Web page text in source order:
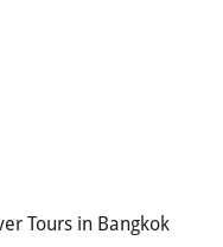
Tours in Bangkok